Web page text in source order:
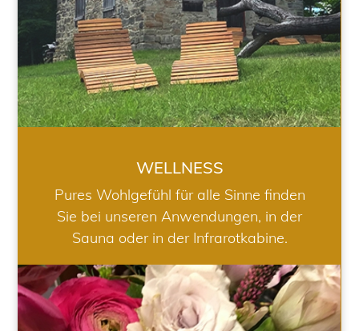
WELLNESS
Pures Wohlgefühl für alle Sinne finden
Sie bei unseren Anwendungen, in der
Sauna oder in der Infrarotkabine.